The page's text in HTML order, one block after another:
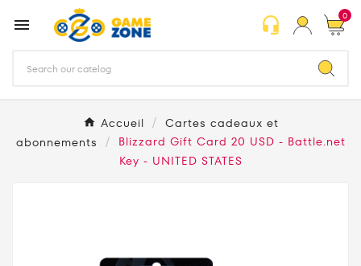
 headset_mic 0
Accueil
Cartes cadeaux et
abonnements
Blizzard Gift Card 20 USD - Battle.net
Key - UNITED STATES